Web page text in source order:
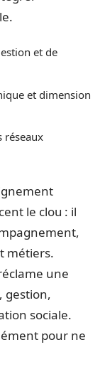
et de
et dimension
réseaux
le clou : il
métiers.
une
gestion,
sociale.
pour ne